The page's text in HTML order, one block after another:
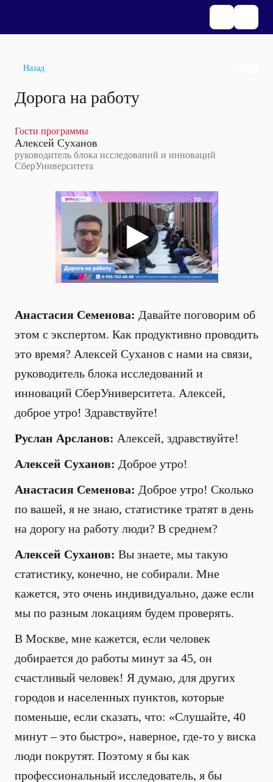
Назад
Дорога на работу
Гости программы
Алексей Суханов
руководитель блока исследований и инноваций
СберУниверситета
Анастасия Семенова: Давайте поговорим об
этом с экспертом. Как продуктивно проводить
это время? Алексей Суханов с нами на связи,
руководитель блока исследований и
инноваций СберУниверситета. Алексей,
доброе утро! Здравствуйте!
Руслан Арсланов: Алексей, здравствуйте!
Алексей Суханов: Доброе утро!
Анастасия Семенова: Доброе утро! Сколько
по вашей, я не знаю, статистике тратят в день
на дорогу на работу люди? В среднем?
Алексей Суханов: Вы знаете, мы такую
статистику, конечно, не собирали. Мне
кажется, это очень индивидуально, даже если
мы по разным локациям будем проверять.
В Москве, мне кажется, если человек
добирается до работы минут за 45, он
счастливый человек! Я думаю, для других
городов и населенных пунктов, которые
поменьше, если сказать, что: «Слушайте, 40
минут – это быстро», наверное, где-то у виска
люди покрутят. Поэтому я бы как
профессиональный исследователь, я бы